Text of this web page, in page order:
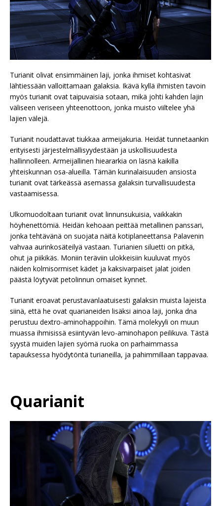
Turianit olivat ensimmäinen laji, jonka ihmiset kohtasivat
lähtiessään valloittamaan galaksia. Ikävä kyllä ihmisten tavoin
myös turianit ovat taipuvaisia sotaan, mikä johti kahden lajin
väliseen veriseen yhteenottoon, jonka muisto viiltelee yhä
lajien välejä.
Turianit noudattavat tiukkaa armeijakuria. Heidät tunnetaankin
erityisesti järjestelmällisyydestään ja uskollisuudesta
hallinnolleen. Armeijallinen hieararkia on läsnä kaikilla
yhteiskunnan osa-alueilla. Tämän kurinalaisuuden ansiosta
turianit ovat tärkeässä asemassa galaksin turvallisuudesta
vastaamisessa.
Ulkomuodoltaan turianit ovat linnunsukuisia, vaikkakin
höyhenettömiä. Heidän kehoaan peittää metallinen panssari,
jonka tehtävänä on suojata näitä kotiplaneettansa Palavenin
vahvaa aurinkosäteilyä vastaan. Turianien siluetti on pitkä,
ohut ja piikikäs. Moniin teräviin ulokkeisiin kuuluvat myös
näiden kolmisormiset kädet ja kaksivarpaiset jalat joiden
päästä löytyvät petolinnun omaiset kynnet.
Turianit eroavat perustavanlaatuisesti galaksin muista lajeista
siinä, että he ovat quarianeiden lisäksi ainoa laji, jonka dna
perustuu dextro-aminohappoihin. Tämä molekyyli on muun
muassa ihmisissä esiintyvän levo-aminohapon peilikuva. Tästä
syystä muiden lajien syömä ruoka on parhaimmassa
tapauksessa hyödytöntä turianeilla, ja pahimmillaan tappavaa.
Quarianit